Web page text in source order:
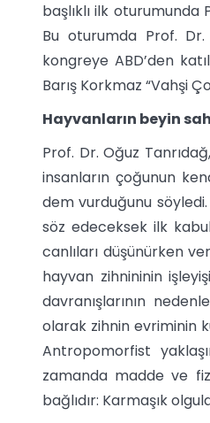
başlıklı ilk oturumunda
Bu oturumda Prof. Dr.
kongreye ABD’den
Barış Korkmaz “Vahşi
Hayvanların beyin
Prof. Dr. Oğuz
insanların çoğunun
dem vurduğunu
söz edeceksek ilk
canlıları düşünürken
hayvan zihnininin
davranışlarının
olarak zihnin evriminin
Antropomorfist
zamanda madde ve
bağlıdır: Karmaşık